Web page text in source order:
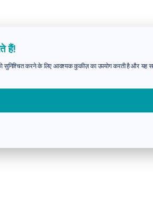
हैं!
सुनिश्चित करने के लिए आवश्यक कुकीज़ का उपयोग करती है और यह